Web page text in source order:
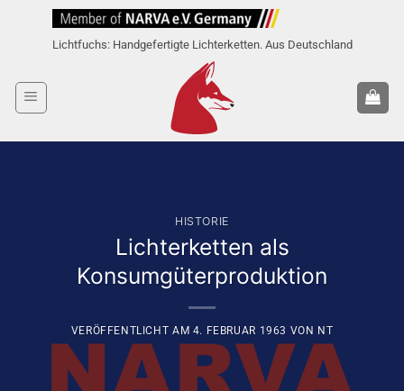
Lichtfuchs: Handgefertigte Lichterketten. Aus Deutschland
HISTORIE
Lichterketten als
Konsumgüterproduktion
VERÖFFENTLICHT AM 4. FEBRUAR 1963 VON NT